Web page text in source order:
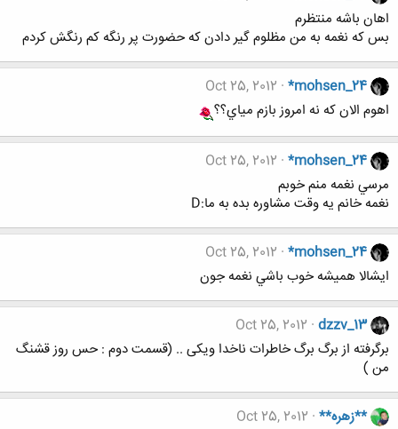
اهان باشه منتظرم
بس كه نغمه به من مظلوم گير دادن كه حضورت پر رنگه كم رنگش كردم
*mohsen_24
Oct 25, 2012
اهوم الان كه نه امروز بازم مياي؟؟
*mohsen_24
Oct 25, 2012
مرسي نغمه منم خوبم
نغمه خانم يه وقت مشاوره بده به ما:D
*mohsen_24
Oct 25, 2012
ايشالا هميشه خوب باشي نغمه جون
dzzv_13
Oct 25, 2012
برگرفته از برگ برگ خاطرات ناخدا ویکی .. (قسمت دوم : حس روز قشنگ
من )
**زهره** Oct 25, 2012